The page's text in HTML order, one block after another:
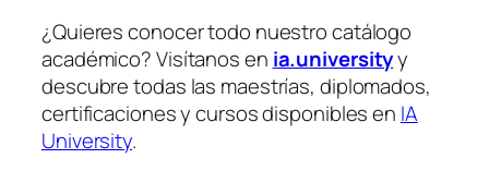
¿Quieres conocer todo nuestro catálogo
académico? Visítanos en ia.universityy
descubre todas las maestrías, diplomados,
certificaciones y cursos disponibles en IA
University.